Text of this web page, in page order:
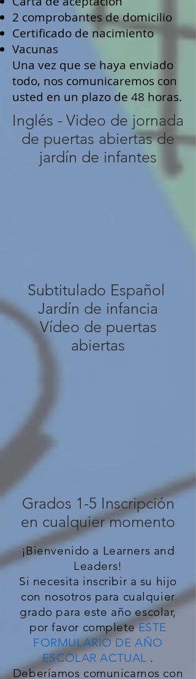
2 comprobantes de domicilio
Certificado de nacimiento
Vacunas
Una vez que se haya enviado
todo, nos comunicaremos con
usted en un plazo de 48 horas.
Inglés - Video de jornada
de puertas abiertas de
jardín de infantes
Subtitulado Español
Jardín de infancia
Vídeo de puertas
abiertas
Grados 1-5 Inscripción
en cualquier momento
¡Bienvenido a Learners and
Leaders!
Si necesita inscribir a su hijo
con nosotros para cualquier
grado para este año escolar,
por favor complete ESTE
FORMULARIO DE AÑO
ESCOLAR ACTUAL .
Deberíamos comunicarnos con